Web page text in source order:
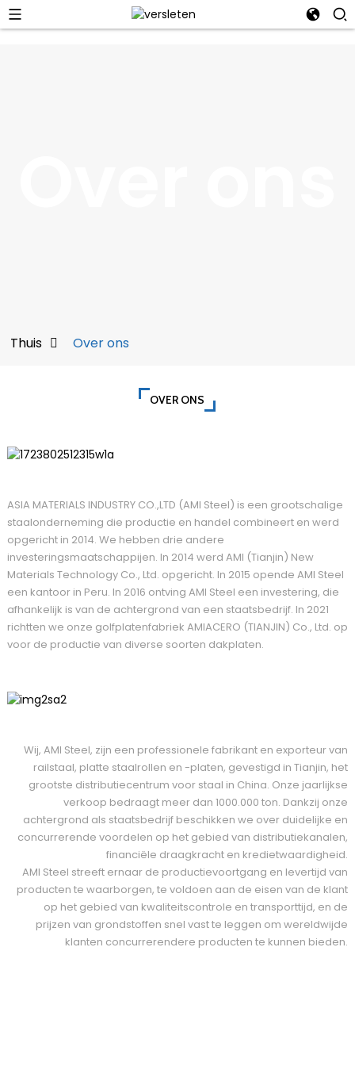
Thuis Over ons
OVER ONS
ASIA MATERIALS INDUSTRY CO.,LTD (AMI Steel) is een grootschalige
staalonderneming die productie en handel combineert en werd
opgericht in 2014. We hebben drie andere
investeringsmaatschappijen. In 2014 werd AMI (Tianjin) New
Materials Technology Co., Ltd. opgericht. In 2015 opende AMI Steel
een kantoor in Peru. In 2016 ontving AMI Steel een investering, die
afhankelijk is van de achtergrond van een staatsbedrijf. In 2021
richtten we onze golfplatenfabriek AMIACERO (TIANJIN) Co., Ltd. op
voor de productie van diverse soorten dakplaten.
Wij, AMI Steel, zijn een professionele fabrikant en exporteur van
railstaal, platte staalrollen en -platen, gevestigd in Tianjin, het
grootste distributiecentrum voor staal in China. Onze jaarlijkse
verkoop bedraagt ​​meer dan 1000.000 ton. Dankzij onze
achtergrond als staatsbedrijf beschikken we over duidelijke en
concurrerende voordelen op het gebied van distributiekanalen,
financiële draagkracht en kredietwaardigheid.
AMI Steel streeft ernaar de productievoortgang en levertijd van
producten te waarborgen, te voldoen aan de eisen van de klant
op het gebied van kwaliteitscontrole en transporttijd, en de
prijzen van grondstoffen snel vast te leggen om wereldwijde
klanten concurrerendere producten te kunnen bieden.